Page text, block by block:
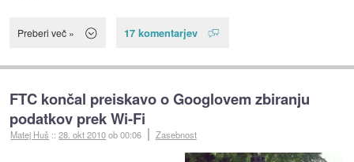
Preberi več » 17 komentarjev
FTC končal preiskavo o Googlovem zbiranju
podatkov prek Wi-Fi
Matej Huš ::28. okt 2010ob 00:06 Zasebnost